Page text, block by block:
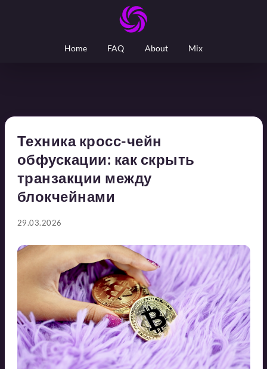
Home FAQ About Mix
Техника кросс-чейн
обфускации: как скрыть
транзакции между
блокчейнами
29.03.2026